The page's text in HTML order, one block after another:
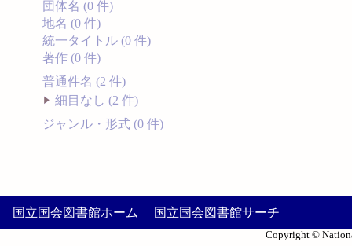
団体名 (0 件)
地名 (0 件)
統一タイトル (0 件)
著作 (0 件)
普通件名 (2 件)
細目なし (2 件)
ジャンル・形式 (0 件)
国立国会図書館ホーム 国立国会図書館サーチ
Copyright ©